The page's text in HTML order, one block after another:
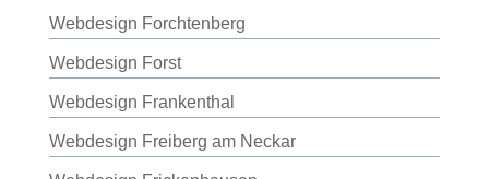
Webdesign Forchtenberg
Webdesign Forst
Webdesign Frankenthal
Webdesign Freiberg am Neckar